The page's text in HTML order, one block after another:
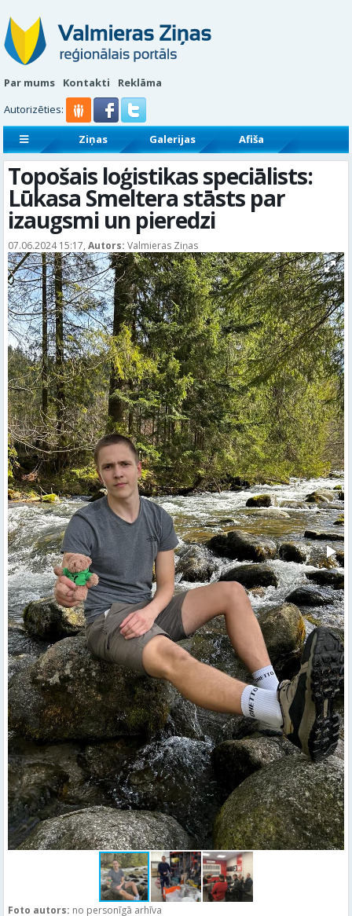
Par mums Kontakti
Reklāma
Autorizēties:
Ziņas Galerijas
Afiša
Sludinājumi
Reklāmraksti
Topošais loģistikas speciālists:
Lūkasa Smeltera stāsts par
izaugsmi un pieredzi
07.06.2024 15:17, Autors: Valmieras Ziņas
Foto autors: no personīgā arhīva